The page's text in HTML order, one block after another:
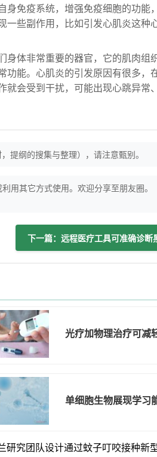
身免疫系统，增强免疫细胞的功能
些副作用，比如引发心肌炎这种
身体非常重要的器官，它的肌肉组
功能。心肌炎的引发原因有很多，
就会受到干扰，可能出现心跳异常
提纲的搜集与整理），请注意甄别。
用其它方式使用。欢迎分享至朋友圈。
下一篇：远程医疗工具可准确诊断
光疗加物理治疗可减
单细胞生物展现学习
研究团队设计通过蚊子叮咬接种新